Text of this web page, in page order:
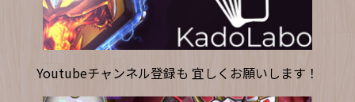
Youtubeチャンネル登録も 宜しくお願いします！